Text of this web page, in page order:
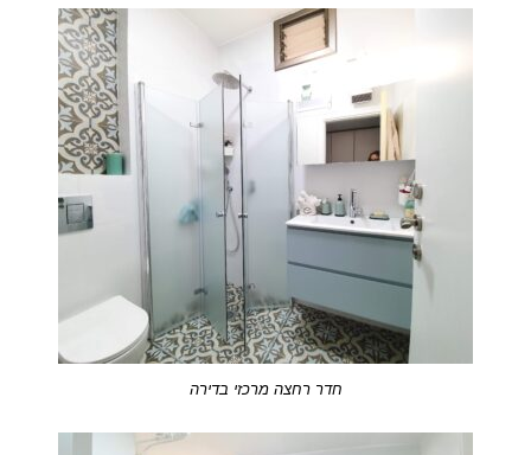
חדר רחצה מרכזי בדירה